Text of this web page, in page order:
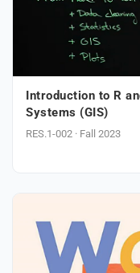
Introduction to R
Systems (GIS)
RES.1-002 · Fall 2023